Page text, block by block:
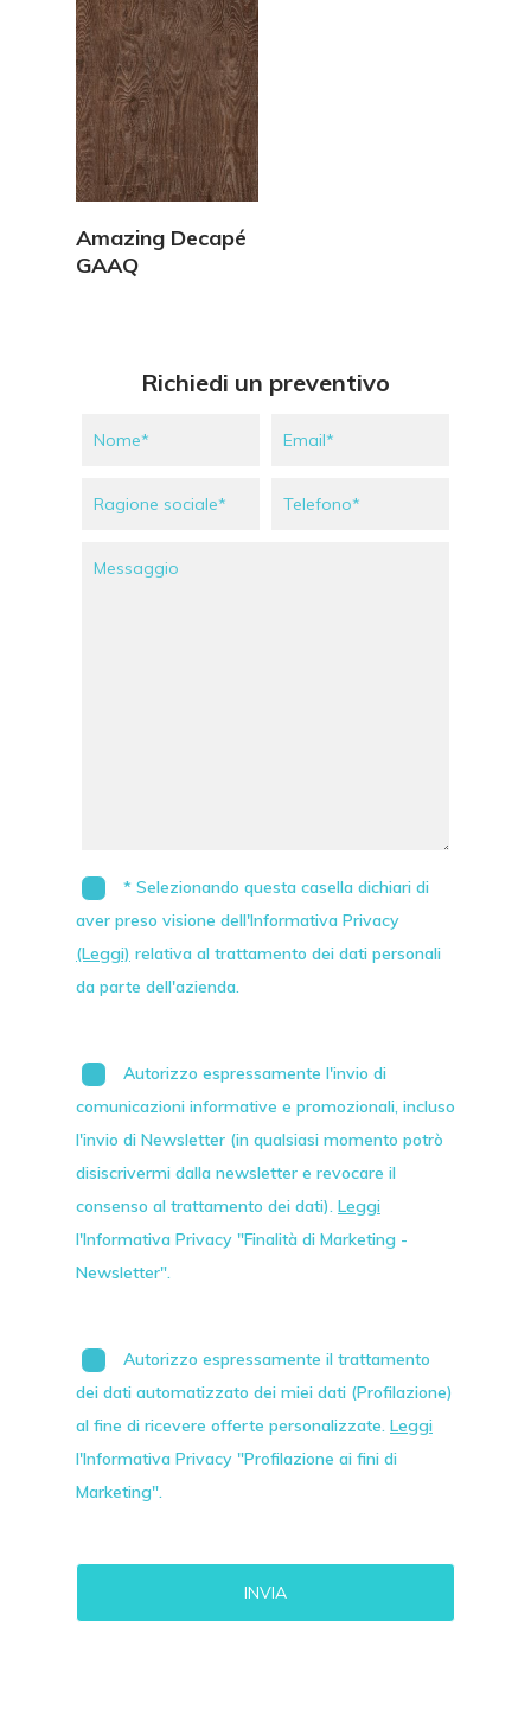
Amazing Decapé
GAAQ
Richiedi un preventivo
* Selezionando questa casella dichiari di
aver preso visione dell'Informativa Privacy
(Leggi) relativa al trattamento dei dati personali
da parte dell'azienda.
Autorizzo espressamente l'invio di
comunicazioni informative e promozionali, incluso
l'invio di Newsletter (in qualsiasi momento potrò
disiscrivermi dalla newsletter e revocare il
consenso al trattamento dei dati). Leggi
l'Informativa Privacy "Finalità di Marketing -
Newsletter".
Autorizzo espressamente il trattamento
dei dati automatizzato dei miei dati (Profilazione)
al fine di ricevere offerte personalizzate. Leggi
l'Informativa Privacy "Profilazione ai fini di
Marketing".